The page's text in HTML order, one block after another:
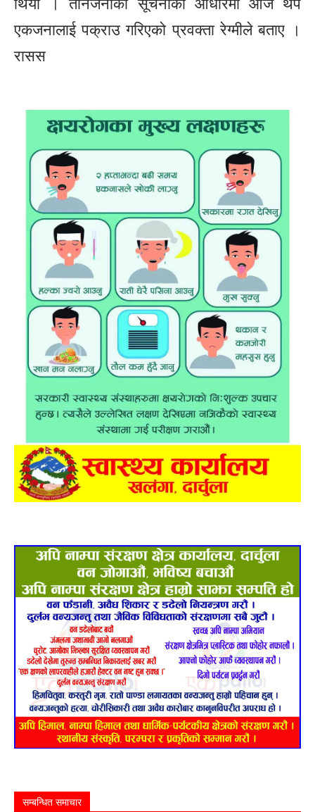
थियो । तीनजनाको सूचनाका आधारमा आज थप
एकजनालाई पक्राउ गरिएको प्रवक्ता रेग्मीले बताए ।
रासस
सम्बन्धित समाचार